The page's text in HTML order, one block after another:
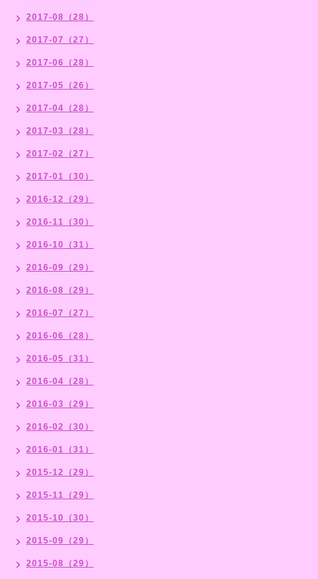
2017-08（28）
2017-07（27）
2017-06（28）
2017-05（26）
2017-04（28）
2017-03（28）
2017-02（27）
2017-01（30）
2016-12（29）
2016-11（30）
2016-10（31）
2016-09（29）
2016-08（29）
2016-07（27）
2016-06（28）
2016-05（31）
2016-04（28）
2016-03（29）
2016-02（30）
2016-01（31）
2015-12（29）
2015-11（29）
2015-10（30）
2015-09（29）
2015-08（29）